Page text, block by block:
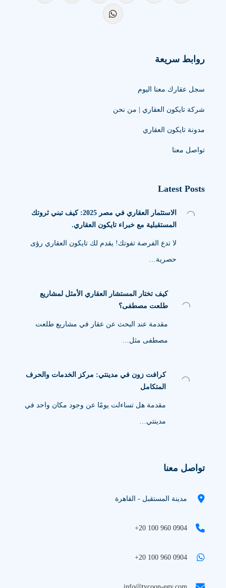
روابط سريعة
سجل عقارك معنا اليوم
شركة تايكون العقاري | من نحن
مدونة تايكون العقاري
تواصل معنا
Latest Posts
الاستثمار العقاري في مصر 2025: كيف تبني ثروتك
المستقبلية مع خبراء تايكون العقاري.
لا تدع الفرصة تفوتك! يقدم لك تايكون العقاري رؤى
حصرية…
كيف تختار المستشار العقاري الأمثل لمشاريع
طلعت مصطفى؟
مقدمة عند البحث عن عقار في مشاريع طلعت
مصطفى مثل…
كرافت زون في مدينتي: مركز الخدمات والحرف
المتكامل
مقدمة هل تساءلت يومًا عن وجود مكان واحد في
مدينتي…
تواصل معنا
مدينة المستقبل - القاهرة
+20 100 960 0904
+20 100 960 0904
info@tycoon-egy.com